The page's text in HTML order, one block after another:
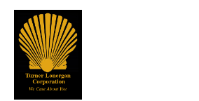
Skip
content